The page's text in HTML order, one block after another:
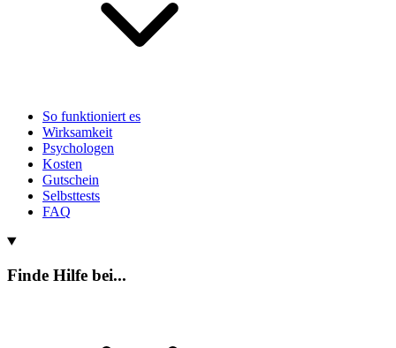
So funktioniert es
Wirksamkeit
Psychologen
Kosten
Gutschein
Selbsttests
FAQ
Finde Hilfe bei...